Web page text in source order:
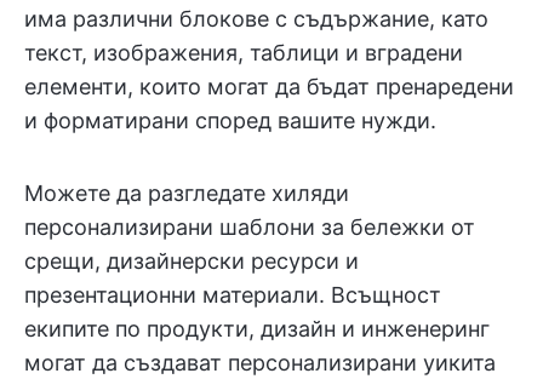
има различни блокове с съдържание, като
текст, изображения, таблици и вградени
елементи, които могат да бъдат пренаредени
и форматирани според вашите нужди.
Можете да разгледате хиляди
персонализирани шаблони за бележки от
срещи, дизайнерски ресурси и
презентационни материали. Всъщност
екипите по продукти, дизайн и инженеринг
могат да създават персонализирани уикита